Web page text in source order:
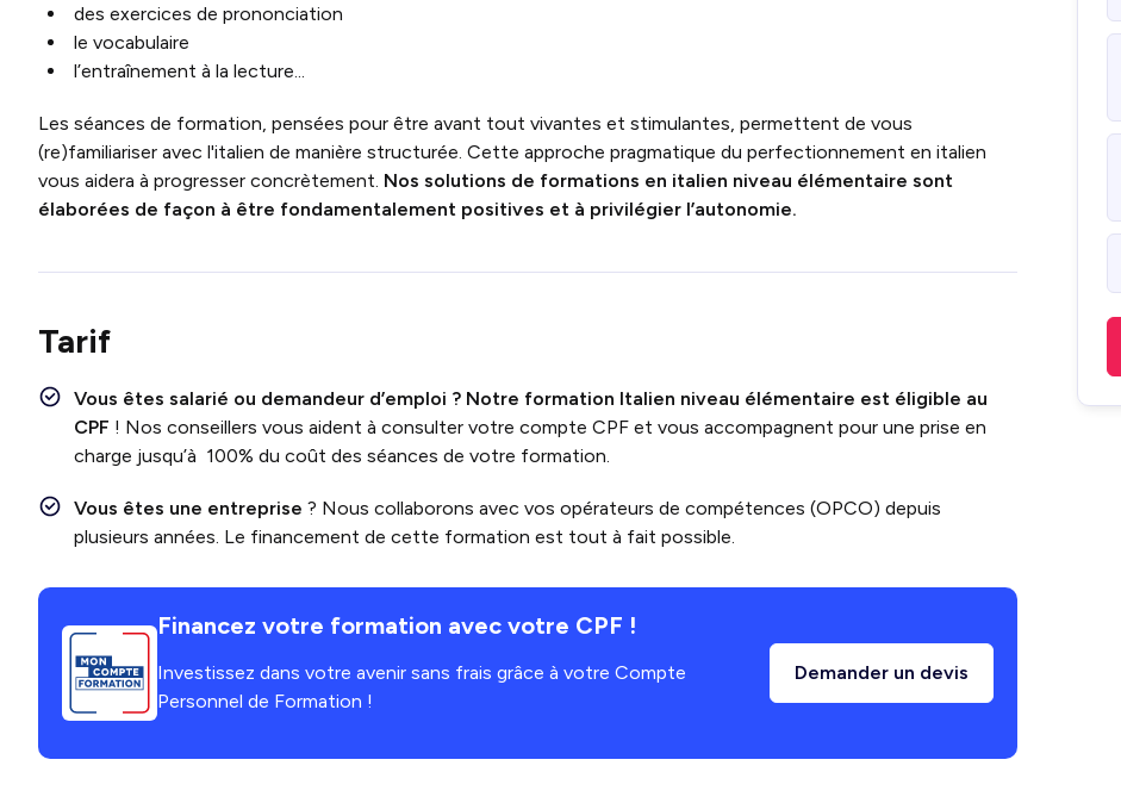
des exercices de prononciation
le vocabulaire
l’entraînement à la lecture...
Les séances de formation, pensées pour être avant tout vivantes et stimulantes, permettent de vous
(re)familiariser avec l'italien de manière structurée. Cette approche pragmatique du perfectionnement en italien
vous aidera à progresser concrètement. Nos solutions de formations en italien niveau élémentaire sont
élaborées de façon à être fondamentalement positives et à privilégier l’autonomie.
Tarif
Vous êtes salarié ou demandeur d’emploi ? Notre formation Italien niveau élémentaire est éligible au
CPF ! Nos conseillers vous aident à consulter votre compte CPF et vous accompagnent pour une prise en
charge jusqu’à 100% du coût des séances de votre formation.
Vous êtes une entreprise ? Nous collaborons avec vos opérateurs de compétences (OPCO) depuis
plusieurs années. Le financement de cette formation est tout à fait possible.
Financez votre formation avec votre CPF !
Investissez dans votre avenir sans frais grâce à votre Compte
Personnel de Formation !
Demander un devis